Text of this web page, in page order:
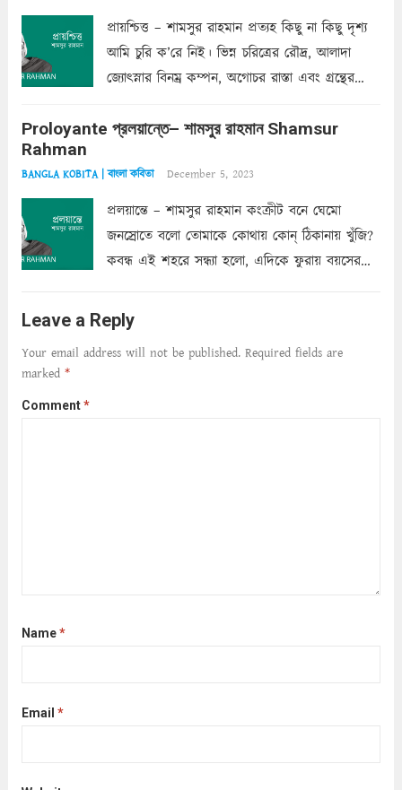
প্রায়শ্চিত্ত – শামসুর রাহমান প্রত্যহ কিছু না কিছু দৃশ্য
আমি চুরি ক’রে নিই। ভিন্ন চরিত্রের রৌদ্র, আলাদা
জ্যোৎস্নার বিনম্র কম্পন, অগোচর রাস্তা এবং গ্রন্থের
ছায়াচ্ছন্ন মোহন মিথুন মূর্তি, লোপামুদ্রা ভীষণ বিব্রত
Proloyante প্রলয়ান্তে– শামসুর রাহমান Shamsur
Rahman
BANGLA KOBITA | বাংলা কবিতা December 5, 2023
প্রলয়ান্তে – শামসুর রাহমান কংক্রীট বনে ঘেমো
জনস্রোতে বলো তোমাকে কোথায় কোন্‌ ঠিকানায় খুঁজি?
কবন্ধ এই শহরে সন্ধ্যা হলো, এদিকে ফুরায় বয়সের
আমার শরীরে সখ্য গড়ে, তোমার গহন ঊর্মিল যৌবন
আনে আশ্বন...
Leave a Reply
Your email address will not be published. Required fields are
marked *
Comment*
Name*
Email *